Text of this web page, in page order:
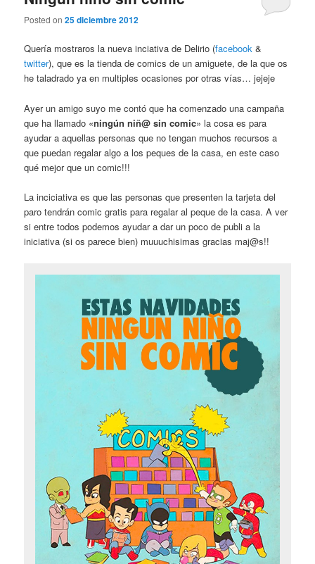
Posted on25 diciembre 2012
Quería mostraros la nueva inciativa de Delirio (facebook &
twitter), que es la tienda de comics de un amiguete, de la que os
he taladrado ya en multiples ocasiones por otras vías… jejeje
Ayer un amigo suyo me contó que ha comenzado una campaña
que ha llamado «ningún niñ@ sin comic» la cosa es para
ayudar a aquellas personas que no tengan muchos recursos a
que puedan regalar algo a los peques de la casa, en este caso
qué mejor que un comic!!!
La inciciativa es que las personas que presenten la tarjeta del
paro tendrán comic gratis para regalar al peque de la casa. A ver
si entre todos podemos ayudar a dar un poco de publi a la
iniciativa (si os parece bien) muuuchisimas gracias maj@s!!